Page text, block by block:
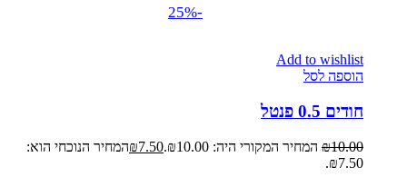
-25%
Add to wishlist
הוספה לסל
חודים 0.5 פנטל
₪10.00 המחיר המקורי היה: ₪10.00. ₪7.50
המחיר הנוכחי הוא:
₪7.50.